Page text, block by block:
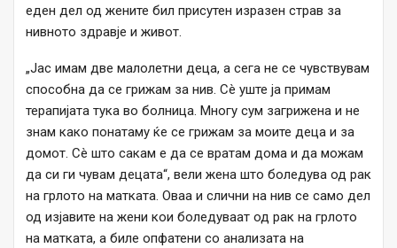
еден дел од жените бил присутен изразен страв за
нивното здравје и живот.
„Јас имам две малолетни деца, а сега не се чувствувам
способна да се грижам за нив. Сè уште ја примам
терапијата тука во болница. Многу сум загрижена и не
знам како понатаму ќе се грижам за моите деца и за
домот. Сè што сакам е да се вратам дома и да можам
да си ги чувам децата“, вели жена што боледува од рак
на грлото на матката. Оваа и слични на нив се само дел
од изјавите на жени кои боледуваат од рак на грлото
на матката, а биле опфатени со анализата на